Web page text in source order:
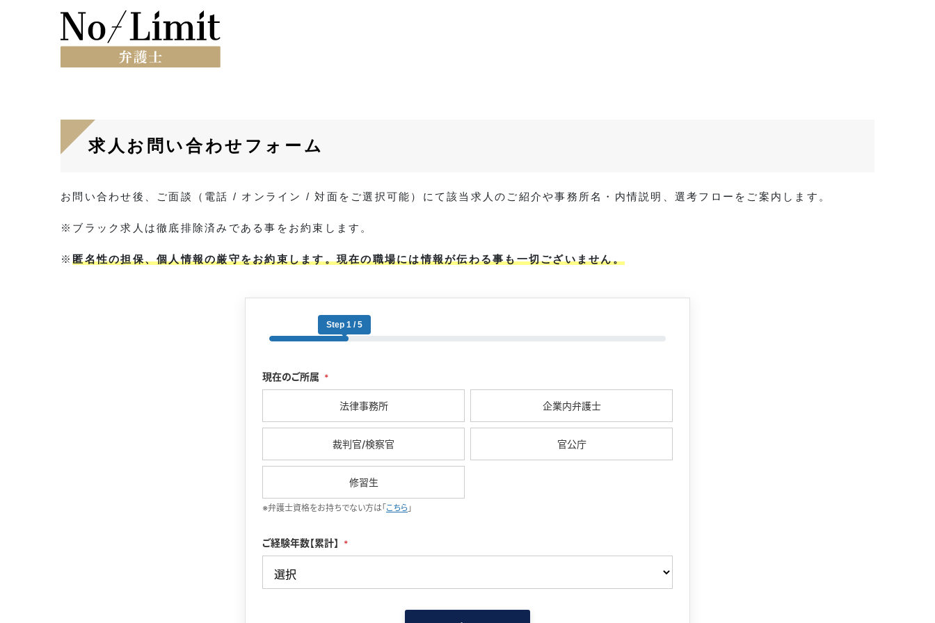
求人お問い合わせフォーム
お問い合わせ後、ご面談（電話 / オンライン / 対面をご選択可能）にて該当求人のご紹介や事務所名・内情説明、選考フローをご案内します。
※ブラック求人は徹底排除済みである事をお約束します。
※匿名性の担保、個人情報の厳守をお約束します。現在の職場には情報が伝わる事も一切ございません。
Step 1 / 5
現在のご所属 *
法律事務所 企業内弁護士
裁判官/検察官 官公庁
修習生
※弁護士資格をお持ちでない方は「こちら 」
ご経験年数【累計】 *